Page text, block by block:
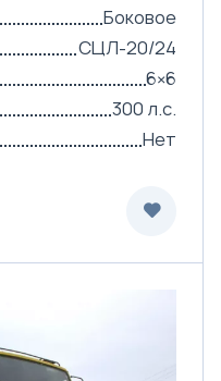
Боковое
СЦЛ-20/24
6×6
300 л.с.
Нет